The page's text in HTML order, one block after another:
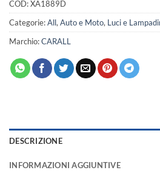
COD:XA1889D
Categorie:All, Auto e Moto, Luci e
Marchio:CARALL
DESCRIZIONE
INFORMAZIONI AGGIUNTIVE